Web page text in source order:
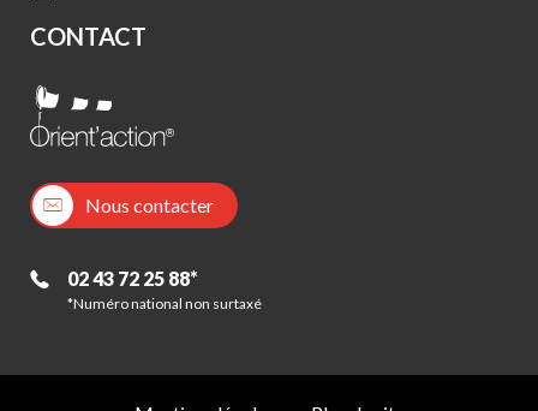
CONTACT
Nous contacter
02 43 72 25 88*
*Numéro national non surtaxé